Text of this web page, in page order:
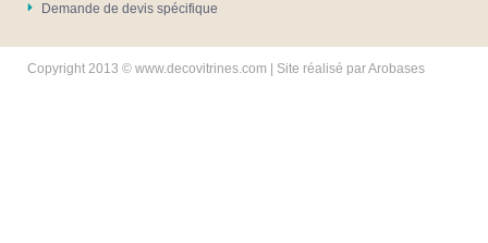
Demande de devis spécifique
Copyright 2013 © www.decovitrines.com | Site réalisé parArobases